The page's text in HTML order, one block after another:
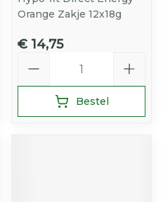
Orange Zakje 12x18g
€ 14,75
Bestel